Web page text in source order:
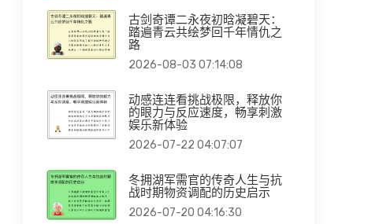
古剑奇谭二永夜初晗凝碧天：
踏遍青云共绘梦回千年情仇之
路
2026-08-03 07:14:08
动感连连看挑战极限，释放你
的眼力与反应速度，畅享刺激
娱乐新体验
2026-07-22 04:07:07
冬拥湖军需官的传奇人生与抗
战时期物资调配的历史启示
2026-07-20 04:16:30